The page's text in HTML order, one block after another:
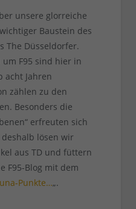
unsere glorreiche
Baustein des
The Düsseldorfer.
F95 sind hier in
acht Jahren
zählen zu den
Besonders die
erfreuten sich
lösen wir
aus TD und füttern
F95-Blog mit dem
Punkte…„.